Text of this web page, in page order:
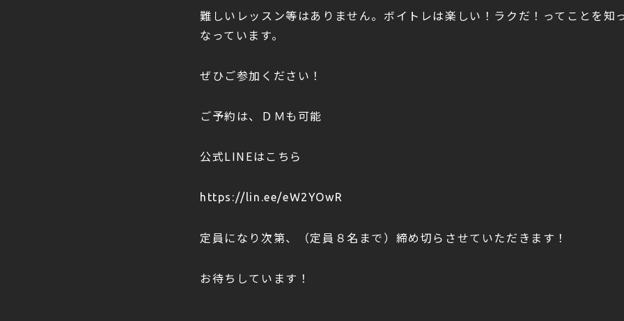
難しいレッスン等はありません。ボイトレは楽しい！ラクだ！ってことを知
なっています。
ぜひご参加ください！
ご予約は、ＤＭも可能
公式LINEはこちら
https://lin.ee/eW2YOwR
定員になり次第、（定員８名まで）締め切らさせていただきます！
お待ちしています！